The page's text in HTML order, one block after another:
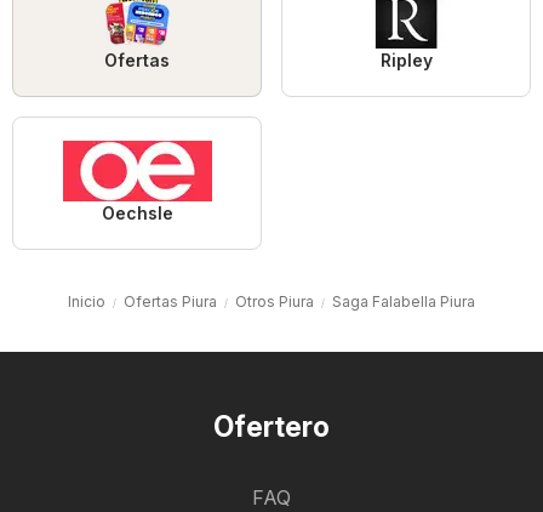
Ofertas Ripley
Oechsle
Inicio Ofertas Piura Otros Piura Saga Falabella Piura
Ofertero
FAQ